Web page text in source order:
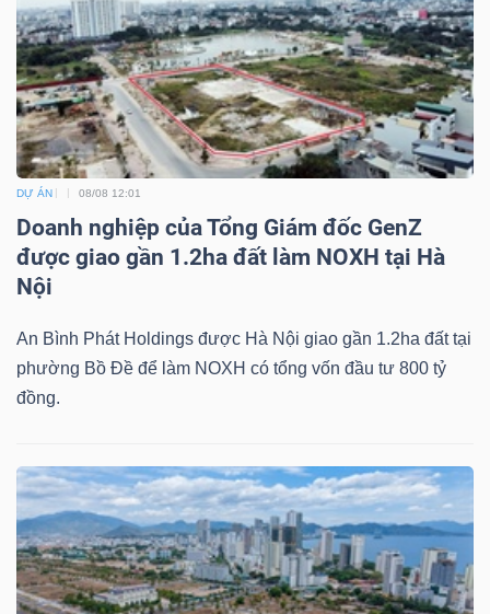
DỰ ÁN 08/08 12:01
Doanh nghiệp của Tổng Giám đốc GenZ
được giao gần 1.2ha đất làm NOXH tại Hà
Nội
An Bình Phát Holdings được Hà Nội giao gần 1.2ha đất tại
phường Bồ Đề để làm NOXH có tổng vốn đầu tư 800 tỷ
đồng.
YẾU
TIÊU
DÙNG
THIẾT
YẾU
CHĂM
SÓC
TÀI